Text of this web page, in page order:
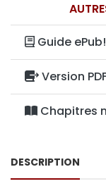
Guide ePub!
Version
Chapitres
DESCRIPTION